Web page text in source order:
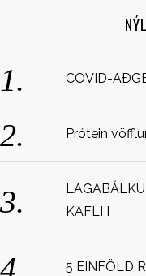
COVID-
Prótein
KAFLI I
5 EINFÖLD
a
h
r
: